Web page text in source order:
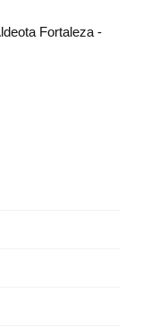
Fortaleza -